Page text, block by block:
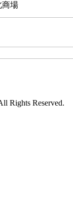
商場
Rights Reserved.